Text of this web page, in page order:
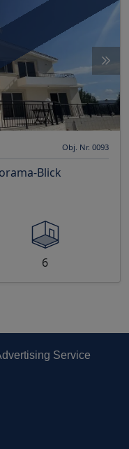
Obj. Nr. 0093
Blick
6
Service